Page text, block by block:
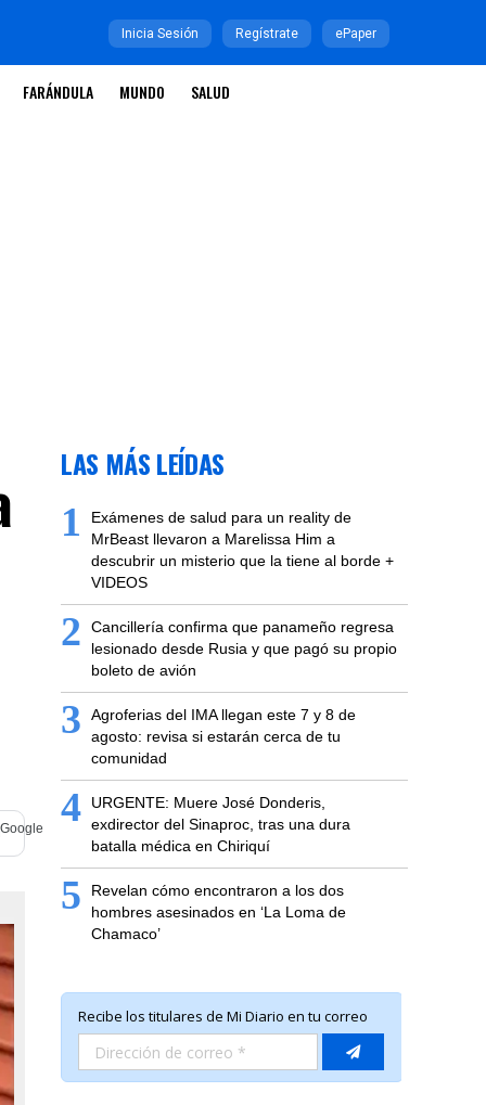
Inicia Sesión Regístrate ePaper
FARÁNDULA MUNDO SALUD
LAS MÁS LEÍDAS
1
Exámenes de salud para un reality de
MrBeast llevaron a Marelissa Him a
descubrir un misterio que la tiene al borde +
VIDEOS
2
Cancillería confirma que panameño regresa
lesionado desde Rusia y que pagó su propio
boleto de avión
3
Agroferias del IMA llegan este 7 y 8 de
agosto: revisa si estarán cerca de tu
comunidad
4
URGENTE: Muere José Donderis,
exdirector del Sinaproc, tras una dura
batalla médica en Chiriquí
5
Revelan cómo encontraron a los dos
hombres asesinados en ‘La Loma de
Chamaco’